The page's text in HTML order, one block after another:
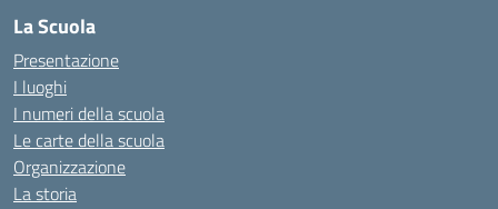
La Scuola
Presentazione
I luoghi
I numeri della scuola
Le carte della scuola
Organizzazione
La storia